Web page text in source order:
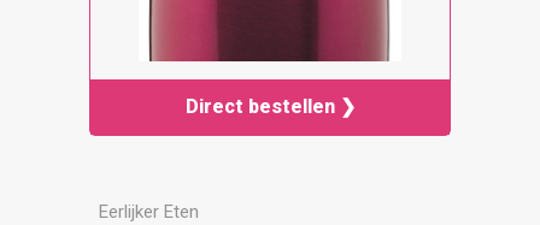
Direct bestellen ❯
Eerlijker Eten